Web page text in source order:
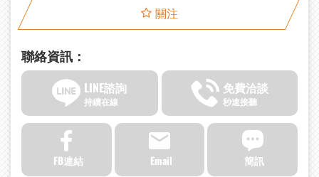
關注
聯絡資訊：
LINE諮詢
持續在線
免費洽談
秒速接聽
FB連結 Email 簡訊